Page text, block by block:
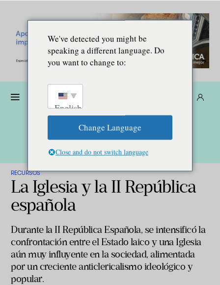
RECURSOS
La Iglesia y la II República
española
Durante la II República Española, se intensificó la
confrontación entre el Estado laico y una Iglesia
aún muy influyente en la sociedad, alimentada
por un creciente anticlericalismo ideológico y
popular.
We've detected you might be
speaking a different language. Do
you want to change to:
English
Change Language
Close and do not switch language